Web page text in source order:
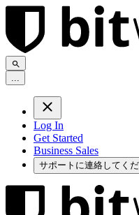
...
Log In
Get Started
Business Sales
サポートに連絡してく